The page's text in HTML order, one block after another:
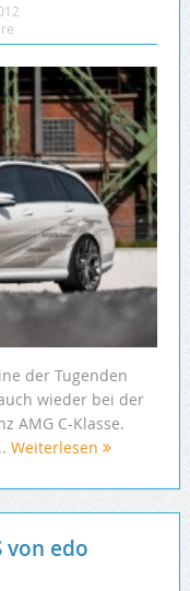
der Tugenden
wieder bei der
AMG C-Klasse.
Weiterlesen
von edo